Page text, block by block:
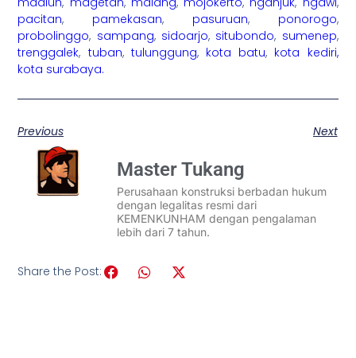
pacitan, pamekasan, pasuruan, ponorogo,
probolinggo, sampang, sidoarjo, situbondo, sumenep,
trenggalek, tuban, tulunggung, kota batu, kota kediri,
kota surabaya.
Previous Next
Master Tukang
Perusahaan konstruksi berbadan hukum
dengan legalitas resmi dari
KEMENKUNHAM dengan pengalaman
lebih dari 7 tahun.
Share the Post: